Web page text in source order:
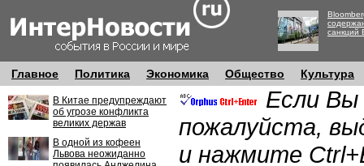
санкций
Главное Политика Экономика Общество Культура
В Китае предупреждают
об угрозе конфликта
великих держав
В одной из кофеен
Львова неожиданно
Если Вы
пожалуйста,
и нажмите